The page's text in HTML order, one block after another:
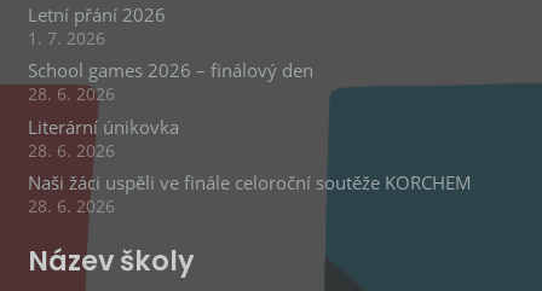
Letní přání 2026
1. 7. 2026
School games 2026 – finálový den
28. 6. 2026
Literární únikovka
28. 6. 2026
Naši žáci uspěli ve finále celoroční soutěže KORCHEM
28. 6. 2026
Název školy